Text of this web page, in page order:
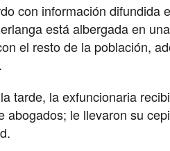
con información difundida
está albergada en
el resto de la población,
tarde, la exfuncionaria
abogados; le llevaron su